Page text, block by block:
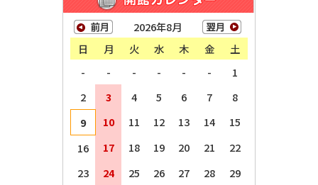
2026年8月
日
月 火 水 木 金
土
-
- - - - -
1
2
3 4 5 6 7
8
9
10 11 12 13 14
15
16
17 18 19 20 21
22
23
24 25 26 27 28
29